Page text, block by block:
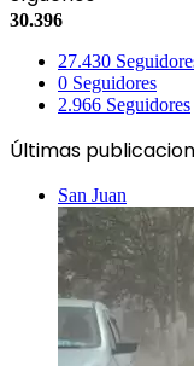
30.396
27.430
0 Seguidores
2.966 Seguidores
Últimas
San Juan